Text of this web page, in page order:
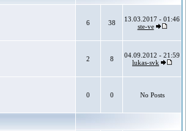
6 38
13.03.2017 - 01:46
ste-ve
2 8
04.09.2012 - 21:59
lukas-svk
0 0 No Posts